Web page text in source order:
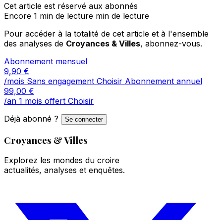
Cet article est réservé aux abonnés
Encore 1 min de lecture min de lecture
Pour accéder à la totalité de cet article et à l'ensemble
des analyses de Croyances & Villes, abonnez-vous.
Abonnement mensuel
9,90 €
/mois Sans engagement Choisir Abonnement annuel
99,00 €
/an 1 mois offert Choisir
Déjà abonné ?
Se connecter
Croyances & Villes
Explorez les mondes du croire
actualités, analyses et enquêtes.